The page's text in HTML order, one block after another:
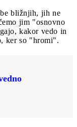
bližnjih, jih ne
jim "osnovno
kakor vedo in
ker so "hromi".